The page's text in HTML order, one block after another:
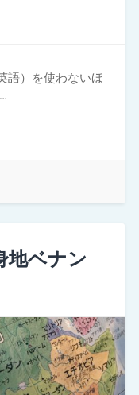
語）を使わないほ
地ベナン